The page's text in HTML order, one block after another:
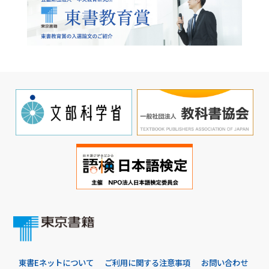
東書Eネットについて ご利用に関する注意事項 お問い合わせ